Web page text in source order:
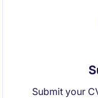
Submit your